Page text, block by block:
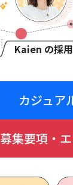
Kaien の採
カジュア
募集要項・